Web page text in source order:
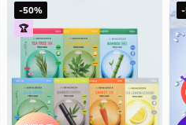
-50%
🏆